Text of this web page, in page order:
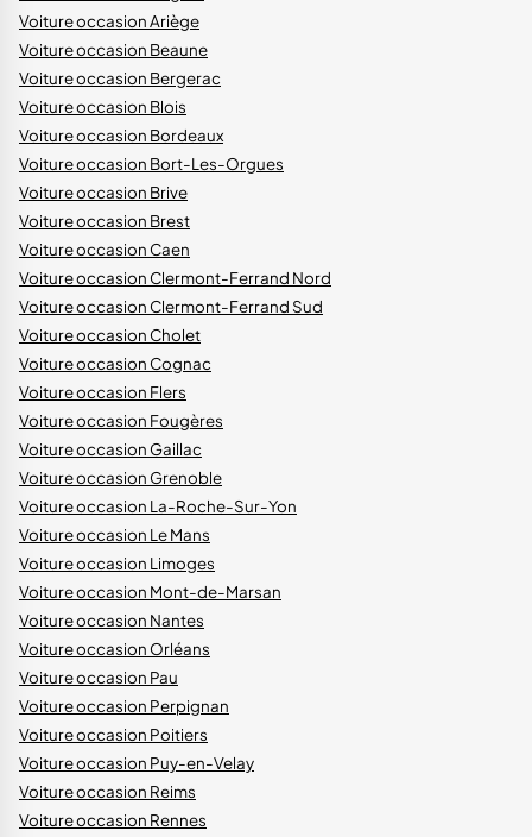
Voiture occasion Ariège
Voiture occasion Beaune
Voiture occasion Bergerac
Voiture occasion Blois
Voiture occasion Bordeaux
Voiture occasion Bort-Les-Orgues
Voiture occasion Brive
Voiture occasion Brest
Voiture occasion Caen
Voiture occasion Clermont-Ferrand Nord
Voiture occasion Clermont-Ferrand Sud
Voiture occasion Cholet
Voiture occasion Cognac
Voiture occasion Flers
Voiture occasion Fougères
Voiture occasion Gaillac
Voiture occasion Grenoble
Voiture occasion La-Roche-Sur-Yon
Voiture occasion Le Mans
Voiture occasion Limoges
Voiture occasion Mont-de-Marsan
Voiture occasion Nantes
Voiture occasion Orléans
Voiture occasion Pau
Voiture occasion Perpignan
Voiture occasion Poitiers
Voiture occasion Puy-en-Velay
Voiture occasion Reims
Voiture occasion Rennes